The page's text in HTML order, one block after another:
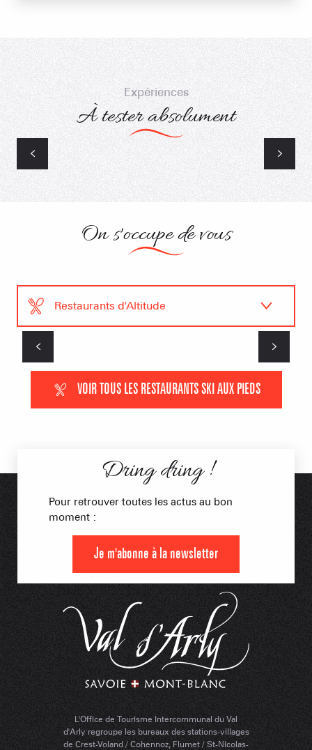
Expériences
À tester absolument
Le Télétraineau
On s'occupe de vous
Restaurants d'Altitude
Hébergements
VOIR TOUS LES RESTAURANTS SKI AUX PIEDS
L'Office de Tourisme Intercommunal du Val
d'Arly regroupe les bureaux des stations-villages
de Crest-Voland / Cohennoz, Flumet / St-Nicolas-
Dring dring !
Pour retrouver toutes les actus au bon
moment :
Je m'abonne à la newsletter